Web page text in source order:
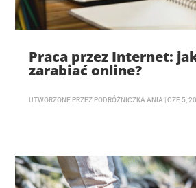
Praca przez Internet:
zarabiać online?
UTWORZONE PRZEZ PODRÓŻNICZKA ANIA |CZE 5,